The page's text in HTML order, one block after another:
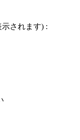
されます) :